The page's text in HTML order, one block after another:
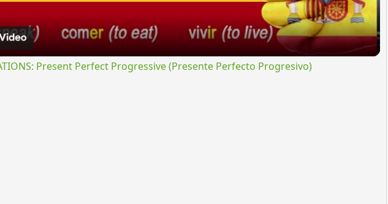
Present Perfect Progressive (Presente Perfecto Progresivo)